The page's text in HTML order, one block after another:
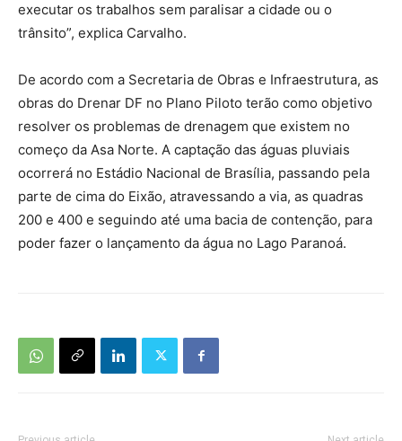
executar os trabalhos sem paralisar a cidade ou o
trânsito”, explica Carvalho.
De acordo com a Secretaria de Obras e Infraestrutura, as
obras do Drenar DF no Plano Piloto terão como objetivo
resolver os problemas de drenagem que existem no
começo da Asa Norte. A captação das águas pluviais
ocorrerá no Estádio Nacional de Brasília, passando pela
parte de cima do Eixão, atravessando a via, as quadras
200 e 400 e seguindo até uma bacia de contenção, para
poder fazer o lançamento da água no Lago Paranoá.